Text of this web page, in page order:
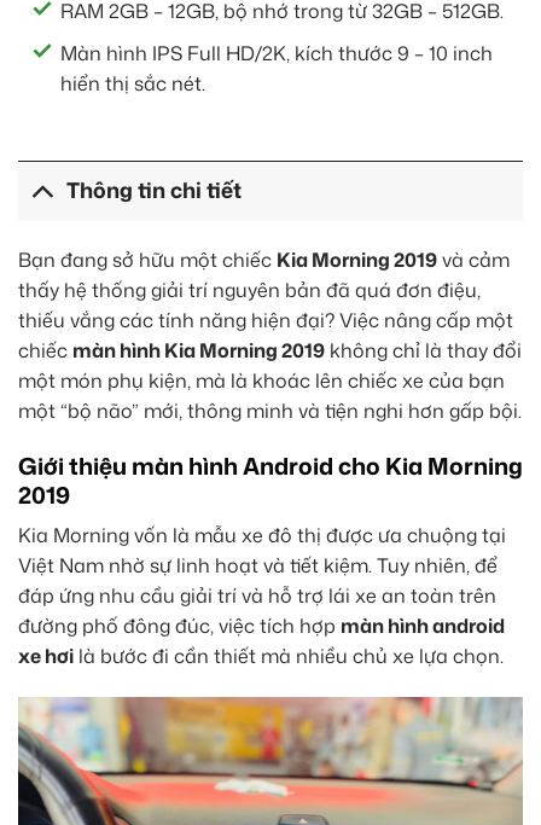
RAM 2GB – 12GB, bộ nhớ trong từ 32GB – 512GB.
Màn hình IPS Full HD/2K, kích thước 9 – 10 inch
hiển thị sắc nét.
Thông tin chi tiết
Bạn đang sở hữu một chiếc Kia Morning 2019và cảm
thấy hệ thống giải trí nguyên bản đã quá đơn điệu,
thiếu vắng các tính năng hiện đại? Việc nâng cấp một
chiếc màn hình Kia Morning 2019 không chỉ là thay đổi
một món phụ kiện, mà là khoác lên chiếc xe của bạn
một “bộ não” mới, thông minh và tiện nghi hơn gấp bội.
Giới thiệu màn hình Android cho Kia Morning
2019
Kia Morning vốn là mẫu xe đô thị được ưa chuộng tại
Việt Nam nhờ sự linh hoạt và tiết kiệm. Tuy nhiên, để
đáp ứng nhu cầu giải trí và hỗ trợ lái xe an toàn trên
đường phố đông đúc, việc tích hợp màn hình android
xe hơi là bước đi cần thiết mà nhiều chủ xe lựa chọn.